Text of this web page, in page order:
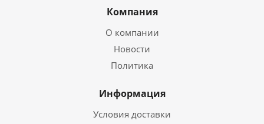
Компания
О компании
Новости
Политика
Информация
Условия доставки